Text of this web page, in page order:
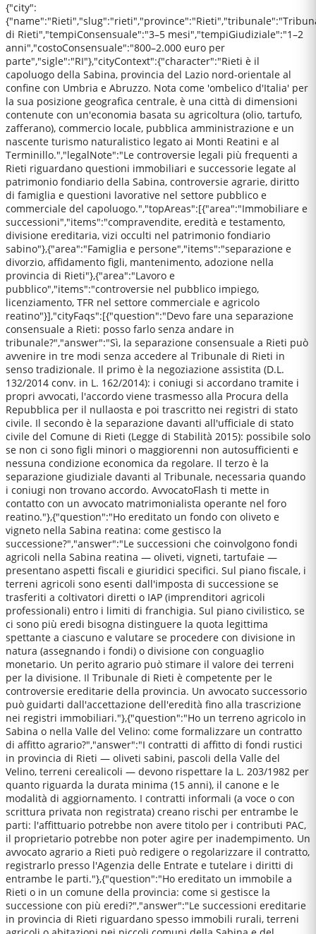
{"city":
di Rieti","tempiConsensuale":"3–5 mesi","tempiGiudiziale":"1–2
anni","costoConsensuale":"800–2.000 euro per
parte","sigle":"RI"},"cityContext":{"character":"Rieti è il
capoluogo della Sabina, provincia del Lazio nord-orientale al
confine con Umbria e Abruzzo. Nota come 'ombelico d'Italia' per
la sua posizione geografica centrale, è una città di dimensioni
contenute con un'economia basata su agricoltura (olio, tartufo,
zafferano), commercio locale, pubblica amministrazione e un
nascente turismo naturalistico legato ai Monti Reatini e al
Terminillo.","legalNote":"Le controversie legali più frequenti a
Rieti riguardano questioni immobiliari e successorie legate al
patrimonio fondiario della Sabina, controversie agrarie, diritto
di famiglia e questioni lavorative nel settore pubblico e
commerciale del capoluogo.","topAreas":[{"area":"Immobiliare e
successioni","items":"compravendite, eredità e testamento,
divisione ereditaria, vizi occulti nel patrimonio fondiario
sabino"},{"area":"Famiglia e persone","items":"separazione e
divorzio, affidamento figli, mantenimento, adozione nella
provincia di Rieti"},{"area":"Lavoro e
pubblico","items":"controversie nel pubblico impiego,
licenziamento, TFR nel settore commerciale e agricolo
reatino"}],"cityFaqs":[{"question":"Devo fare una separazione
consensuale a Rieti: posso farlo senza andare in
tribunale?","answer":"Sì, la separazione consensuale a Rieti può
avvenire in tre modi senza accedere al Tribunale di Rieti in
senso tradizionale. Il primo è la negoziazione assistita (D.L.
132/2014 conv. in L. 162/2014): i coniugi si accordano tramite i
propri avvocati, l'accordo viene trasmesso alla Procura della
Repubblica per il nullaosta e poi trascritto nei registri di stato
civile. Il secondo è la separazione davanti all'ufficiale di stato
civile del Comune di Rieti (Legge di Stabilità 2015): possibile solo
se non ci sono figli minori o maggiorenni non autosufficienti e
nessuna condizione economica da regolare. Il terzo è la
separazione giudiziale davanti al Tribunale, necessaria quando
i coniugi non trovano accordo. AvvocatoFlash ti mette in
contatto con un avvocato matrimonialista operante nel foro
reatino."},{"question":"Ho ereditato un fondo con oliveto e
vigneto nella Sabina reatina: come gestisco la
successione?","answer":"Le successioni che coinvolgono fondi
agricoli nella Sabina reatina — oliveti, vigneti, tartufaie —
presentano aspetti fiscali e giuridici specifici. Sul piano fiscale, i
terreni agricoli sono esenti dall'imposta di successione se
trasferiti a coltivatori diretti o IAP (imprenditori agricoli
professionali) entro i limiti di franchigia. Sul piano civilistico, se
ci sono più eredi bisogna distinguere la quota legittima
spettante a ciascuno e valutare se procedere con divisione in
natura (assegnando i fondi) o divisione con conguaglio
monetario. Un perito agrario può stimare il valore dei terreni
per la divisione. Il Tribunale di Rieti è competente per le
controversie ereditarie della provincia. Un avvocato successorio
può guidarti dall'accettazione dell'eredità fino alla trascrizione
nei registri immobiliari."},{"question":"Ho un terreno agricolo in
Sabina o nella Valle del Velino: come formalizzare un contratto
di affitto agrario?","answer":"I contratti di affitto di fondi rustici
in provincia di Rieti — oliveti sabini, pascoli della Valle del
Velino, terreni cerealicoli — devono rispettare la L. 203/1982 per
quanto riguarda la durata minima (15 anni), il canone e le
modalità di aggiornamento. I contratti informali (a voce o con
scrittura privata non registrata) creano rischi per entrambe le
parti: l'affittuario potrebbe non avere titolo per i contributi PAC,
il proprietario potrebbe non poter agire per inadempimento. Un
avvocato agrario a Rieti può redigere o regolarizzare il contratto,
registrarlo presso l'Agenzia delle Entrate e tutelare i diritti di
entrambe le parti."},{"question":"Ho ereditato un immobile a
Rieti o in un comune della provincia: come si gestisce la
successione con più eredi?","answer":"Le successioni ereditarie
in provincia di Rieti riguardano spesso immobili rurali, terreni